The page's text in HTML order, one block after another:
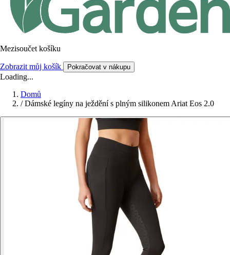
Mezisoučet košíku
Zobrazit můj košík Pokračovat v nákupu
Loading...
Domů
/ Dámské legíny na ježdění s plným silikonem Ariat Eos 2.0